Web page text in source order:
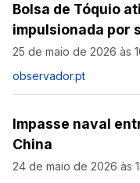
Bolsa de Tóquio
impulsionada por
25 de maio de 2026 às
observador.pt
Impasse naval
China
24 de maio de 2026 às